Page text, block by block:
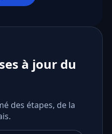
à jour du
des étapes, de la